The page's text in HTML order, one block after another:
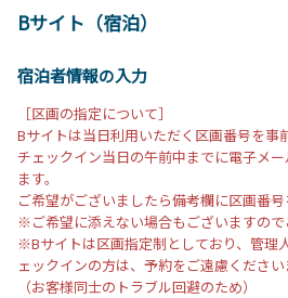
Bサイト（宿泊）
宿泊者情報の入力
［区画の指定について］
Bサイトは当日利用いただく区画番号を事
チェックイン当日の午前中までに電子メ
ます。
ご希望がございましたら備考欄に区画番号
※ご希望に添えない場合もございますので
※Bサイトは区画指定制としており、管理
ェックインの方は、予約をご遠慮ください
（お客様同士のトラブル回避のため）